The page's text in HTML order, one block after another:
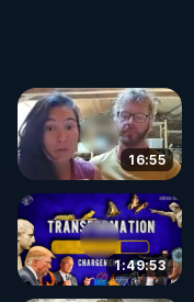
16:55
1:49:53